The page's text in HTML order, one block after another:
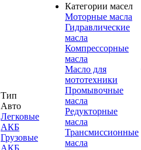
Тип
Авто
Легковые
АКБ
Грузовые
АКБ
Категории масел
Моторные масла
Гидравлические
масла
Компрессорные
масла
Масло для
мототехники
Промывочные
масла
Редукторные
масла
Трансмиссионные
масла